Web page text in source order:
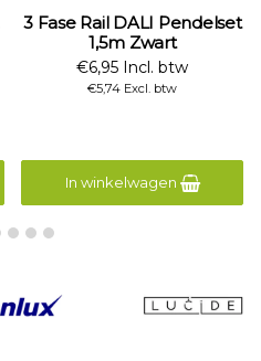
3 Fase Rail DALI Pendelset
1,5m Zwart
€6,95 Incl. btw
€5,74 Excl. btw
In winkelwagen